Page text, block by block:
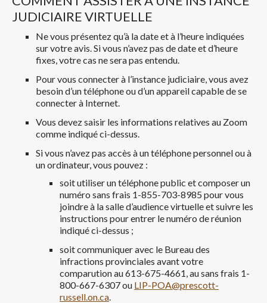
JUDICIAIRE VIRTUELLE
Ne vous présentez qu’à la date et à l’heure indiquées
sur votre avis. Si vous n’avez pas de date et d’heure
fixes, votre cas ne sera pas entendu.
Pour vous connecter à l’instance judiciaire, vous avez
besoin d’un téléphone ou d’un appareil capable de se
connecter à Internet.
Vous devez saisir les informations relatives au Zoom
comme indiqué ci-dessus.
Si vous n’avez pas accès à un téléphone personnel ou à
un ordinateur, vous pouvez :
soit utiliser un téléphone public et composer un
numéro sans frais 1-855-703-8985 pour vous
joindre à la salle d’audience virtuelle et suivre les
instructions pour entrer le numéro de réunion
indiqué ci-dessus ;
soit communiquer avec le Bureau des
infractions provinciales avant votre
comparution au 613-675-4661, au sans frais 1-
800-667-6307 ou LIP-POA@prescott-
russell.on.ca.